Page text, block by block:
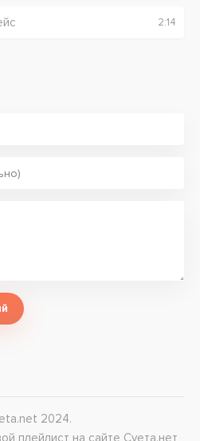
2:14
2024.
плейлист на сайте Суета.нет